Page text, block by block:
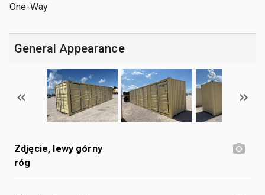
One-Way
General Appearance
Zdjęcie, lewy górny
róg